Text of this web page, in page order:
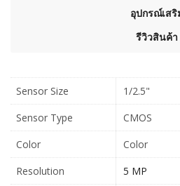
อุปกรณ์เสริ
รีวิวสินค้า
Sensor Size
1/2.5"
Sensor Type
CMOS
Color
Color
Resolution
5 MP